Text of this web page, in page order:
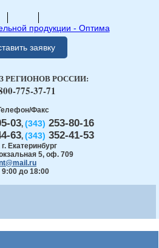
заявку
Факс
03, (343) 253-80-16
63, (343) 352-41-53
г. Екатеринбург
5, оф. 709
9:00 до 18:00
РЕГИОНОВ РОССИИ:
775-37-71